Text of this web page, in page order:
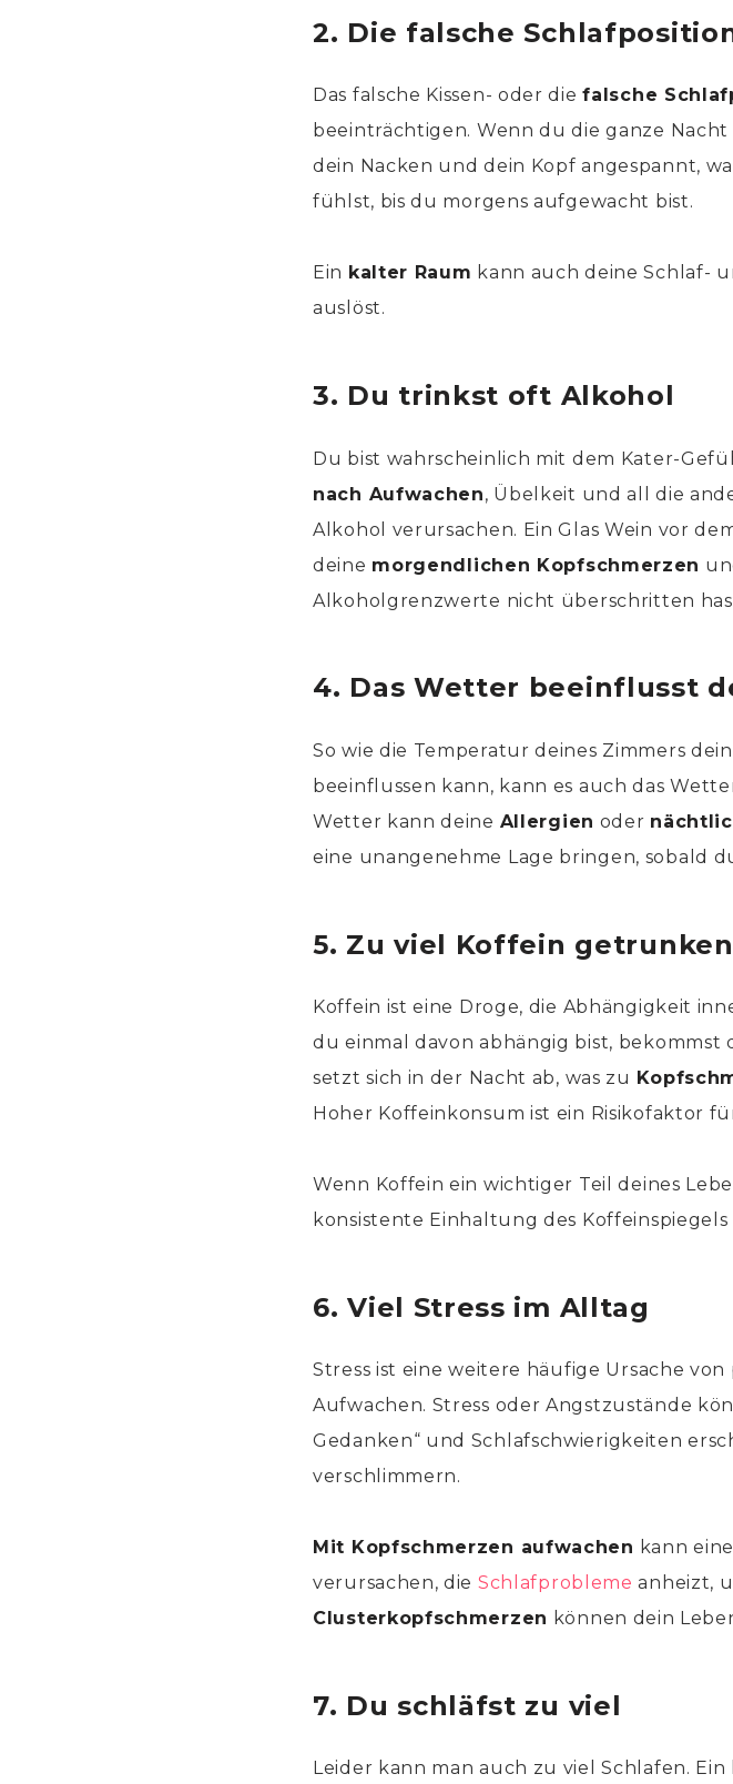
2. Die falsche
Das falsche Kissen- oder diefalsche
beeinträchtigen. Wenn du die ganze
dein Nacken und dein Kopf angespannt,
fühlst, bis du morgens aufgewacht bist.
Ein kalter Raum kann auch deine Schlaf-
auslöst.
3. Du trinkst oft Alkohol
Du bist wahrscheinlich mit dem Kater-
nach Aufwachen, Übelkeit und all die
Alkohol verursachen. Ein Glas Wein vor
deine morgendlichen Kopfschmerzen
Alkoholgrenzwerte nicht überschritten
4. Das Wetter beeinflusst
So wie die Temperatur deines Zimmers
beeinflussen kann, kann es auch das
Wetter kann deine Allergien oder
eine unangenehme Lage bringen, sobald
5. Zu viel Koffein getrunken
Koffein ist eine Droge, die Abhängigkeit
du einmal davon abhängig bist, bekommst
setzt sich in der Nacht ab, was zu
Hoher Koffeinkonsum ist ein Risikofaktor
Wenn Koffein ein wichtiger Teil deines
konsistente Einhaltung des
6. Viel Stress im Alltag
Stress ist eine weitere häufige Ursache
Aufwachen. Stress oder Angstzustände
Gedanken“ und Schlafschwierigkeiten
verschlimmern.
Mit Kopfschmerzen aufwachen kann
verursachen, die Schlafprobleme anheizt,
Clusterkopfschmerzen können dein
7. Du schläfst zu viel
Leider kann man auch zu viel Schlafen.